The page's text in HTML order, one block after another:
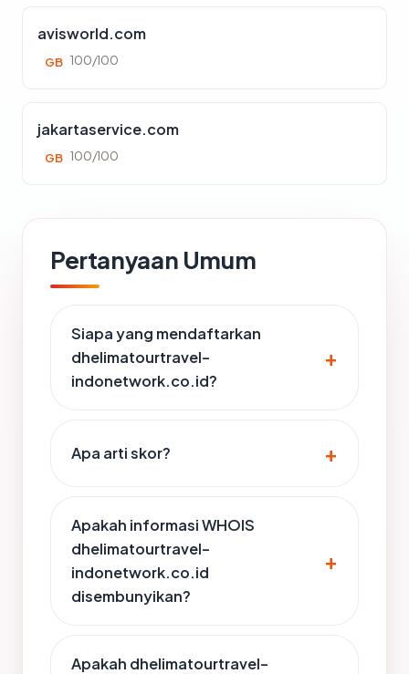
avisworld.com
GB 100/100
jakartaservice.com
GB 100/100
Pertanyaan Umum
Siapa yang mendaftarkan
dhelimatourtravel-
indonetwork.co.id?
Apa arti skor?
Apakah informasi WHOIS
dhelimatourtravel-
indonetwork.co.id
disembunyikan?
Apakah dhelimatourtravel-